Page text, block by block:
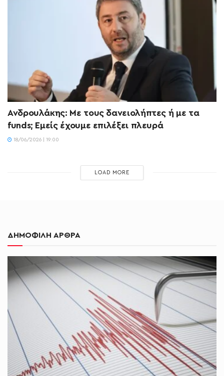
Ανδρουλάκης: Με τους δανειολήπτες ή με τα
funds; Εμείς έχουμε επιλέξει πλευρά
18/06/2026 | 19:00
LOAD MORE
ΔΗΜΟΦΙΛΗ ΑΡΘΡΑ